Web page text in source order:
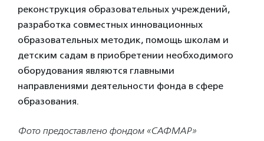
реконструкция образовательных учреждений,
разработка совместных инновационных
образовательных методик, помощь школам и
детским садам в приобретении необходимого
оборудования являются главными
направлениями деятельности фонда в сфере
образования.
Фото предоставлено фондом «САФМАР»